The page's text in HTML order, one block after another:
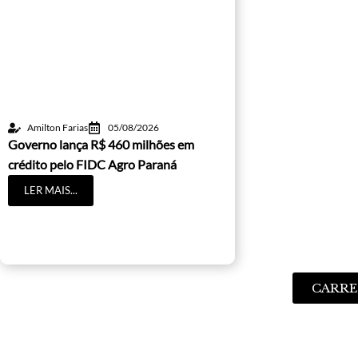
Amilton Farias 05/08/2026
Governo lança R$ 460 milhões em
crédito pelo FIDC Agro Paraná
LER MAIS...